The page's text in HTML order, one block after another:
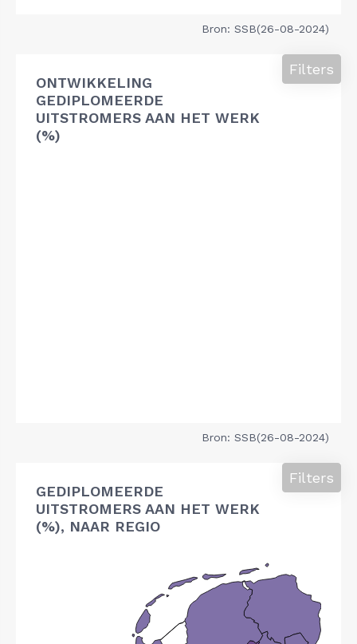
Bron: SSB(26-08-2024)
ONTWIKKELING
GEDIPLOMEERDE
UITSTROMERS AAN HET WERK
(%)
Filters
Bron: SSB(26-08-2024)
GEDIPLOMEERDE
UITSTROMERS AAN HET WERK
(%), NAAR REGIO
Filters